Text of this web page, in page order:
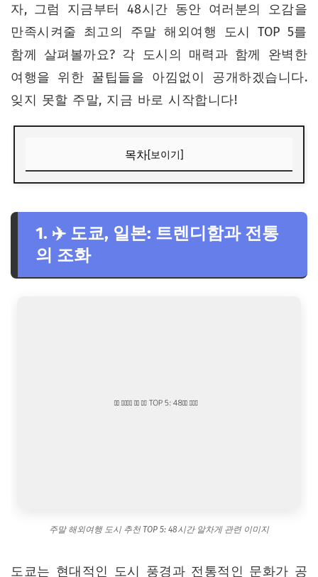
자, 그럼 지금부터 48시간 동안 여러분의 오감을
만족시켜줄 최고의 주말 해외여행 도시 TOP 5를
함께 살펴볼까요? 각 도시의 매력과 함께 완벽한
여행을 위한 꿀팁들을 아낌없이 공개하겠습니다.
잊지 못할 주말, 지금 바로 시작합니다!
목차[보이기]
🍣 도쿄 맛집 탐방: 미슐랭부터 길거리 음식까지
🏨 도쿄 숙소 추천: 위치, 가격, 편의성 고려
2. 🇲🇴 마카오: 동서양 문화의 만남
1. ✈️ 도쿄, 일본: 트렌디함과 전통
의 조화
주말 해외여행 도시 추천 TOP 5: 48시간 알차게 관련 이미지
도쿄는 현대적인 도시 풍경과 전통적인 문화가 공